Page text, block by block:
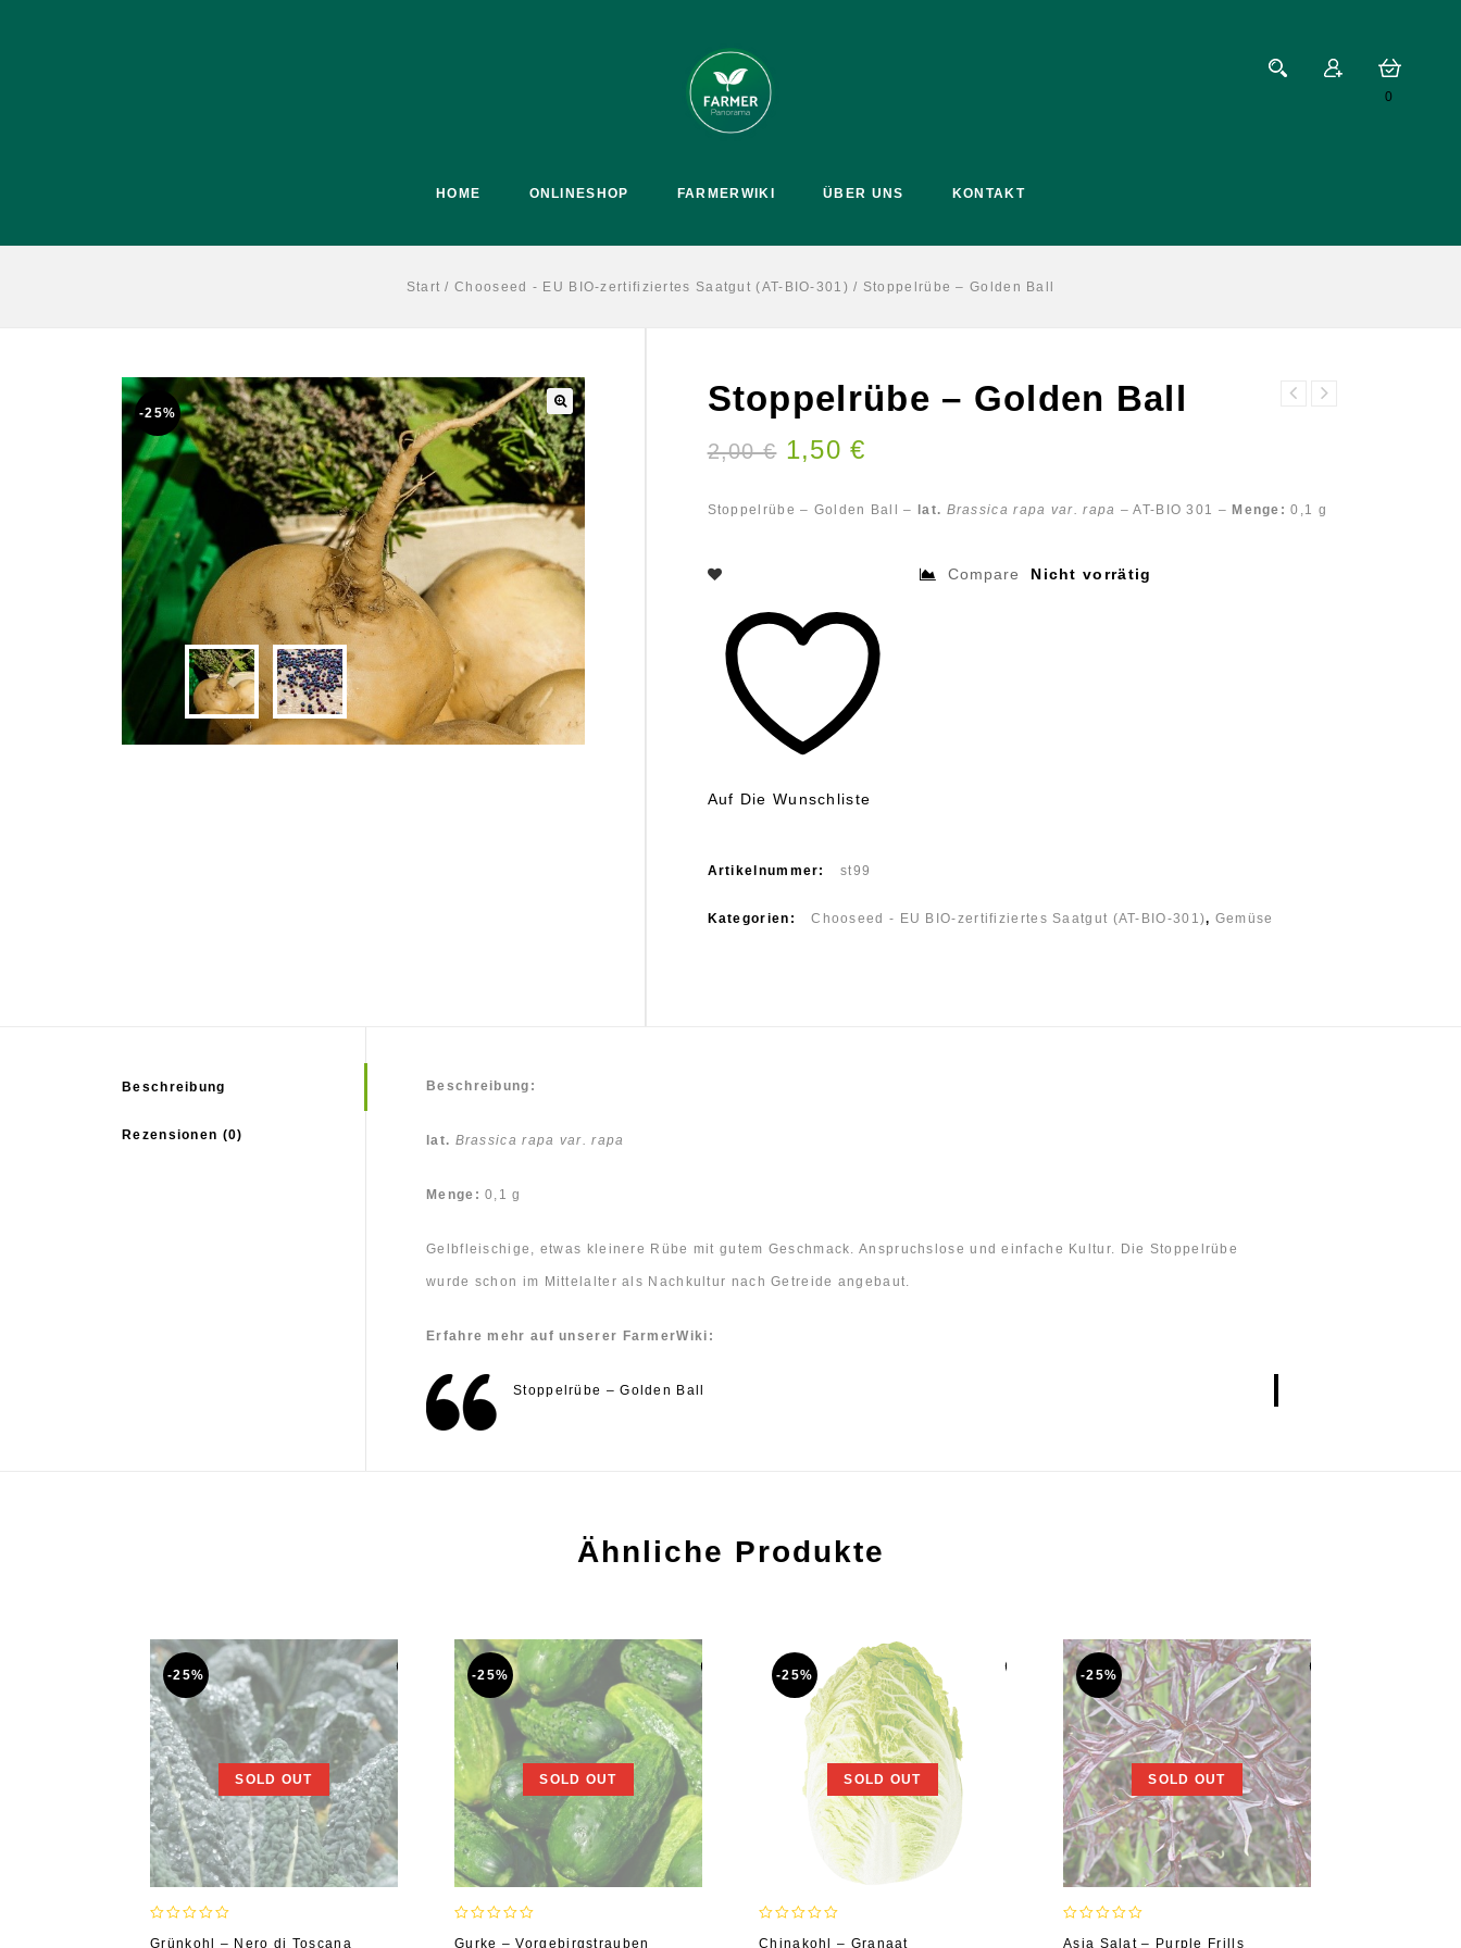
0
HOME ONLINESHOP FARMERWIKI ÜBER UNS KONTAKT
Start /Chooseed - EU BIO-zertifiziertes Saatgut (AT-BIO-301) / Stoppelrübe – Golden Ball
🔍
-25% Stoppelrübe – Golden Ball
2,00€ 1,50€
Stoppelrübe – Golden Ball – lat. Brassica rapa var. rapa – AT-BIO 301 –Menge: 0,1 g
Nicht vorrätig
Auf Die Wunschliste
Compare
Artikelnummer: st99
Kategorien: Chooseed - EU BIO-zertifiziertes Saatgut (AT-BIO-301), Gemüse
Beschreibung
Rezensionen (0)
Beschreibung:
lat. Brassica rapa var. rapa
Menge: 0,1 g
Gelbfleischige, etwas kleinere Rübe mit gutem Geschmack. Anspruchslose und einfache Kultur. Die Stoppelrübe
wurde schon im Mittelalter als Nachkultur nach Getreide angebaut.
Erfahre mehr auf unserer FarmerWiki:
Stoppelrübe – Golden Ball
Ähnliche Produkte
SOLD OUT
-25%
Grünkohl – Nero di Toscana
SOLD OUT
-25%
Gurke – Vorgebirgstrauben
SOLD OUT
-25%
Chinakohl – Granaat
SOLD OUT
-25%
Asia Salat – Purple Frills